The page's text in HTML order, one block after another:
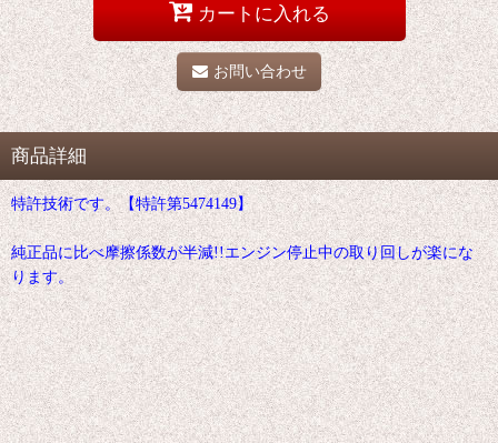
カートに入れる
お問い合わせ
商品詳細
特許技術です。【特許第5474149】
純正品に比べ摩擦係数が半減!!エンジン停止中の取り回しが楽にな
ります。